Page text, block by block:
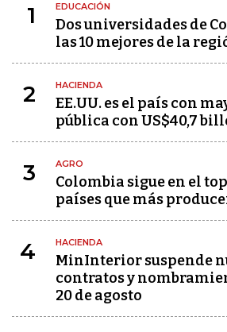
1 EDUCACIÓN
Dos universidades de
las 10 mejores de la
2 HACIENDA
EE.UU. es el país con
pública con US$40,7
3 AGRO
Colombia sigue en el
países que más
4 HACIENDA
MinInterior suspende
contratos y
20 de agosto